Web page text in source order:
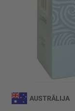
uz
galerijas
AUSTRĀLIJA